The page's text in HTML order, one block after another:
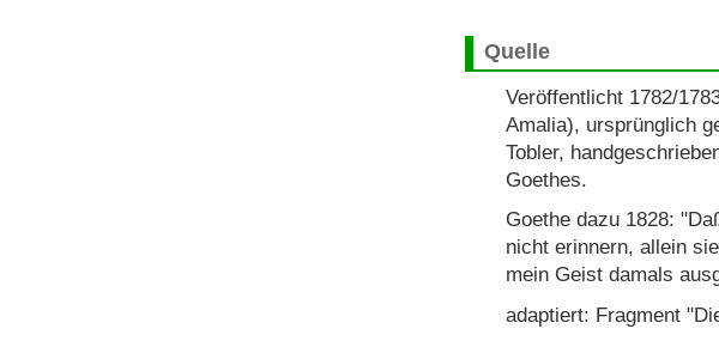
Quelle
Veröffentlicht 1782/
Amalia), ursprünglich
Tobler,
Goethes.
Goethe dazu 1828:
nicht erinnern, allein
mein Geist damals
adaptiert: Fragment